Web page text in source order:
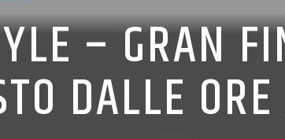
– GRAN
DALLE